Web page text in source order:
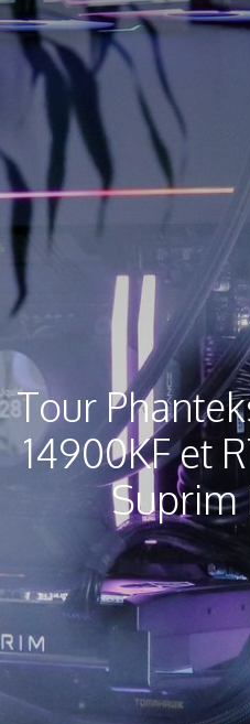
Tour
14900KF et
Suprim